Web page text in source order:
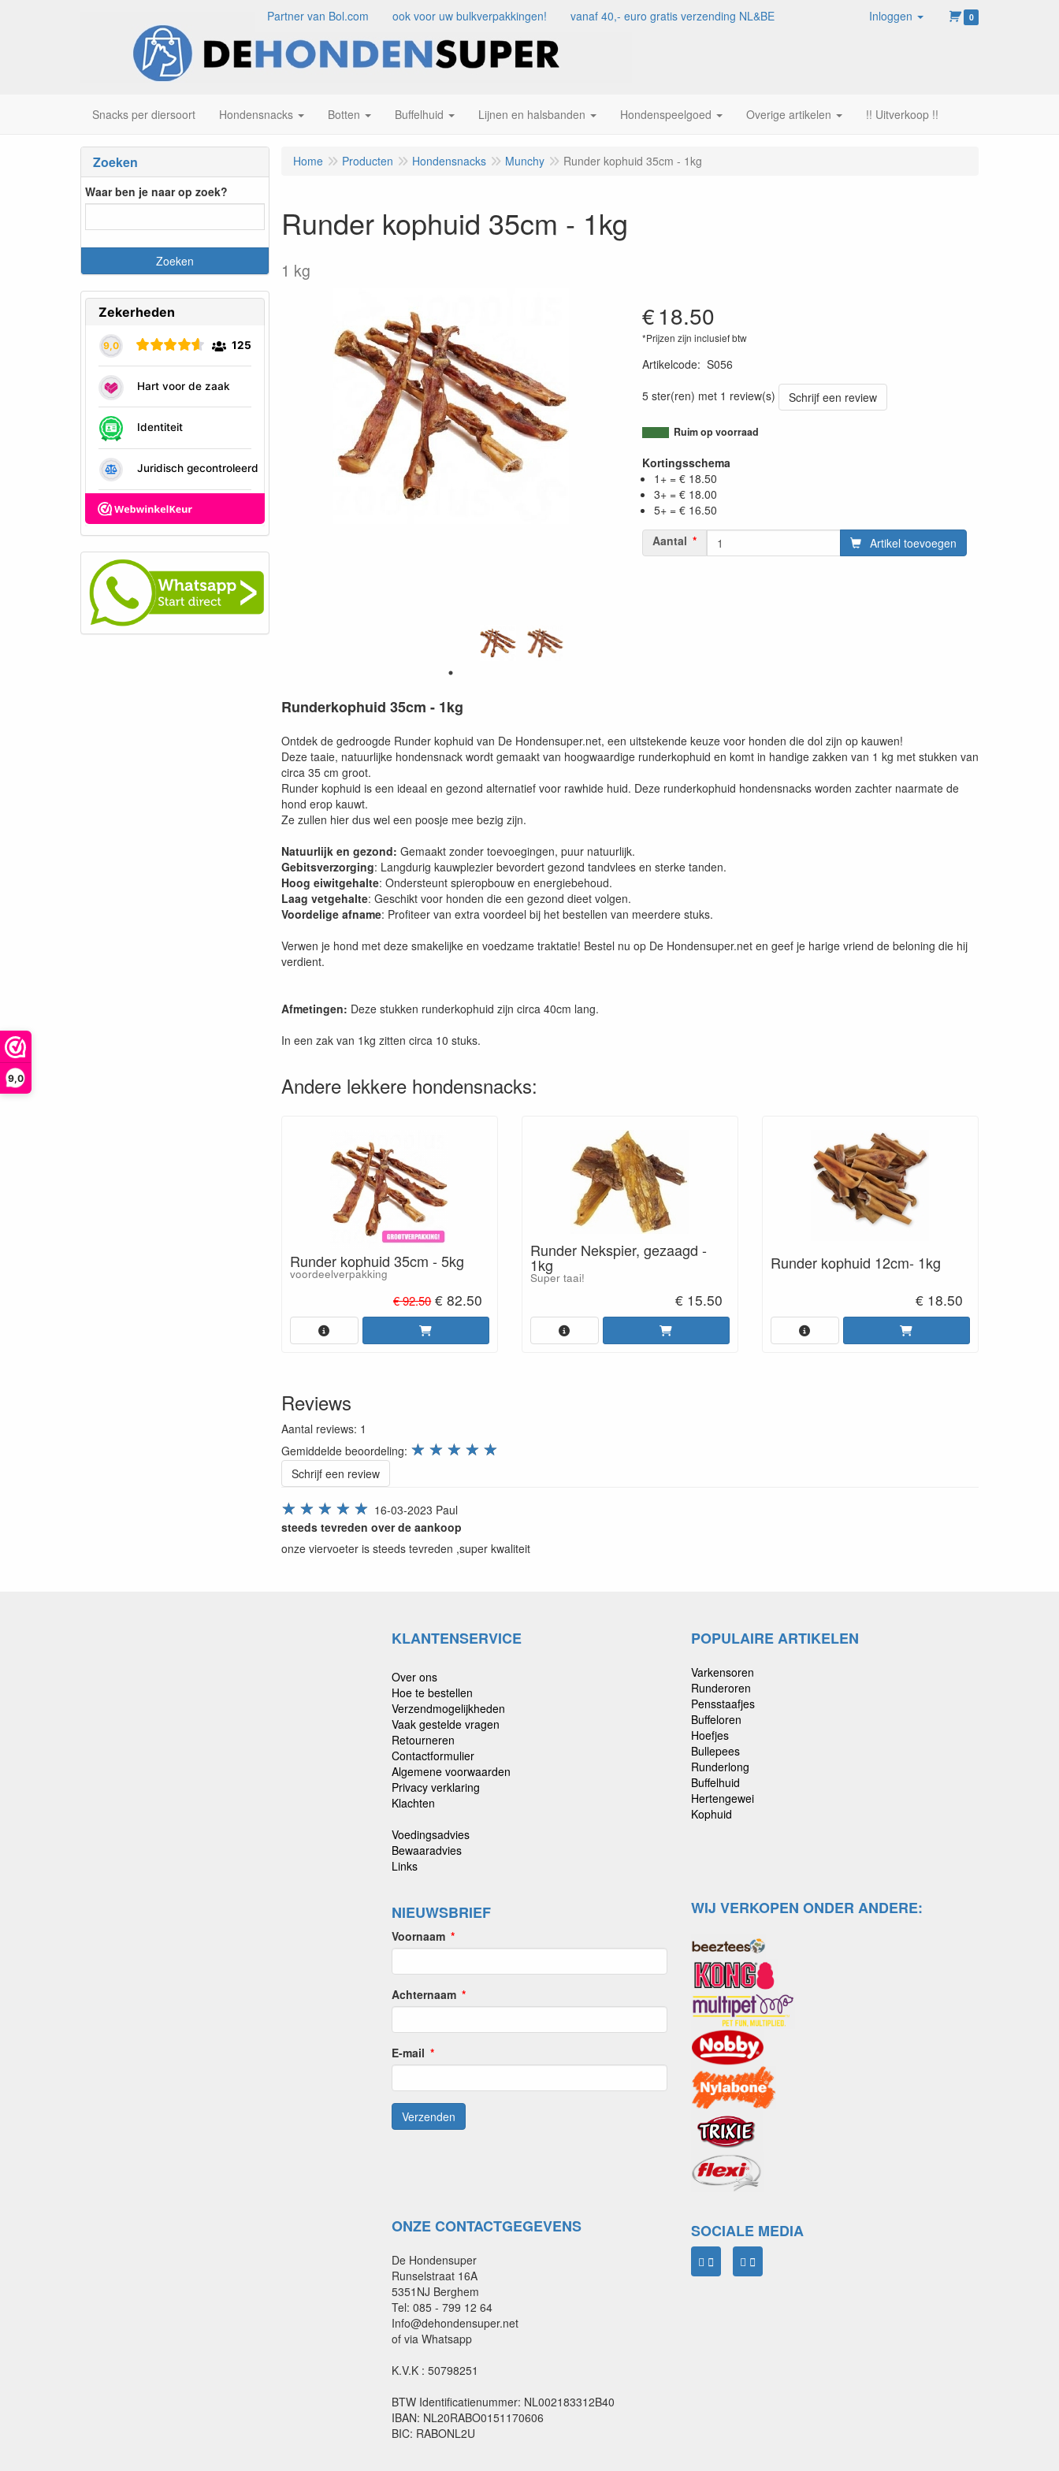
9,0
Partner van Bol.com ook voor uw bulkverpakkingen! vanaf 40,- euro gratis verzending NL&BE Inloggen 0
Snacks per diersoort Hondensnacks Botten Buffelhuid Lijnen en halsbanden Hondenspeelgoed Overige artikelen !! Uitverkoop !!
Zoeken
Waar ben je naar op zoek?
Home Producten Hondensnacks Munchy Runder kophuid 35cm - 1kg
Runder kophuid 35cm - 1kg
1 kg
€18.50
*Prijzen zijn inclusief btw
Artikelcode: S056
5 ster(ren) met 1 review(s)
Schrijf een review
Ruim op voorraad
Kortingsschema
1+ = € 18.50
3+ = € 18.00
5+ = € 16.50
Aantal
Artikel toevoegen
Runderkophuid 35cm - 1kg
Ontdek de gedroogde Runder kophuid van De Hondensuper.net, een uitstekende keuze voor honden die dol zijn op kauwen!
Deze taaie, natuurlijke hondensnack wordt gemaakt van hoogwaardige runderkophuid en komt in handige zakken van 1 kg met stukken van
circa 35 cm groot.
Runder kophuid is een ideaal en gezond alternatief voor rawhide huid. Deze runderkophuid hondensnacks worden zachter naarmate de
hond erop kauwt.
Ze zullen hier dus wel een poosje mee bezig zijn.
Natuurlijk en gezond: Gemaakt zonder toevoegingen, puur natuurlijk.
Gebitsverzorging: Langdurig kauwplezier bevordert gezond tandvlees en sterke tanden.
Hoog eiwitgehalte: Ondersteunt spieropbouw en energiebehoud.
Laag vetgehalte: Geschikt voor honden die een gezond dieet volgen.
Voordelige afname: Profiteer van extra voordeel bij het bestellen van meerdere stuks.
Verwen je hond met deze smakelijke en voedzame traktatie! Bestel nu op De Hondensuper.net en geef je harige vriend de beloning die hij
verdient.
Afmetingen: Deze stukken runderkophuid zijn circa 40cm lang.
In een zak van 1kg zitten circa 10 stuks.
Andere lekkere hondensnacks:
Runder kophuid 35cm - 5kg
voordeelverpakking
€ 92.50€ 82.50
Runder Nekspier, gezaagd -
1kg
Super taai!
€ 15.50
Runder kophuid 12cm- 1kg
€ 18.50
Reviews
Aantal reviews: 1
Gemiddelde beoordeling: review.stars ☆
☆
☆
☆
☆
Schrijf een review
☆
☆
☆
☆
☆ 16-03-2023 Paul
steeds tevreden over de aankoop
onze viervoeter is steeds tevreden ,super kwaliteit
KLANTENSERVICE
Over ons
Hoe te bestellen
Verzendmogelijkheden
Vaak gestelde vragen
Retourneren
Contactformulier
Algemene voorwaarden
Privacy verklaring
Klachten
Voedingsadvies
Bewaaradvies
Links
POPULAIRE ARTIKELEN
Varkensoren
Runderoren
Pensstaafjes
Buffeloren
Hoefjes
Bullepees
Runderlong
Buffelhuid
Hertengewei
Kophuid
NIEUWSBRIEF
Voornaam
Achternaam
E-mail
WIJ VERKOPEN ONDER ANDERE:
ONZE CONTACTGEGEVENS
De Hondensuper
Runselstraat 16A
5351NJ Berghem
Tel: 085 - 799 12 64
Info@dehondensuper.net
of via Whatsapp
K.V.K : 50798251
BTW Identificatienummer: NL002183312B40
IBAN: NL20RABO0151170606
BIC: RABONL2U
SOCIALE MEDIA